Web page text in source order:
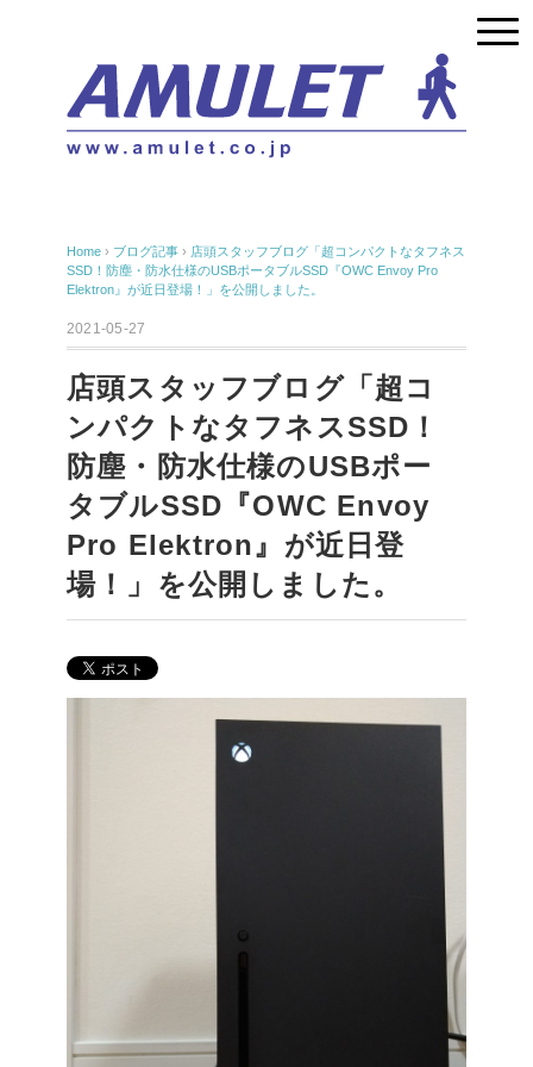
Home › ブログ記事 › 店頭スタッフブログ「超コンパクトなタフネス
SSD！防塵・防水仕様のUSBポータブルSSD『OWC Envoy Pro
Elektron』が近日登場！」を公開しました。
2021-05-27
店頭スタッフブログ「超コ
ンパクトなタフネスSSD！
防塵・防水仕様のUSBポー
タブルSSD『OWC Envoy
Pro Elektron』が近日登
場！」を公開しました。